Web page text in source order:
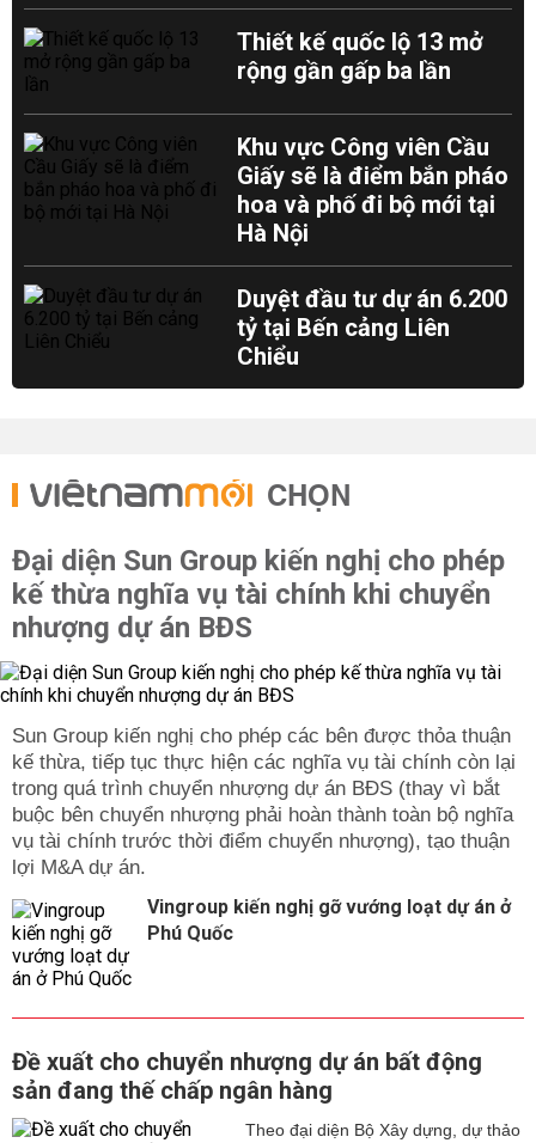
Thiết kế quốc lộ 13 mở
rộng gần gấp ba lần
Khu vực Công viên Cầu
Giấy sẽ là điểm bắn pháo
hoa và phố đi bộ mới tại
Hà Nội
Duyệt đầu tư dự án 6.200
tỷ tại Bến cảng Liên
Chiểu
CHỌN
Đại diện Sun Group kiến nghị cho phép
kế thừa nghĩa vụ tài chính khi chuyển
nhượng dự án BĐS
Sun Group kiến nghị cho phép các bên được thỏa thuận
kế thừa, tiếp tục thực hiện các nghĩa vụ tài chính còn lại
trong quá trình chuyển nhượng dự án BĐS (thay vì bắt
buộc bên chuyển nhượng phải hoàn thành toàn bộ nghĩa
vụ tài chính trước thời điểm chuyển nhượng), tạo thuận
lợi M&A dự án.
Vingroup kiến nghị gỡ vướng loạt dự án ở
Phú Quốc
Đề xuất cho chuyển nhượng dự án bất động
sản đang thế chấp ngân hàng
Theo đại diện Bộ Xây dựng, dự thảo